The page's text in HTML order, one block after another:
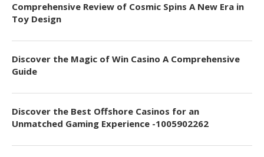
Comprehensive Review of Cosmic Spins A New Era in
Toy Design
Discover the Magic of Win Casino A Comprehensive
Guide
Discover the Best Offshore Casinos for an
Unmatched Gaming Experience -1005902262